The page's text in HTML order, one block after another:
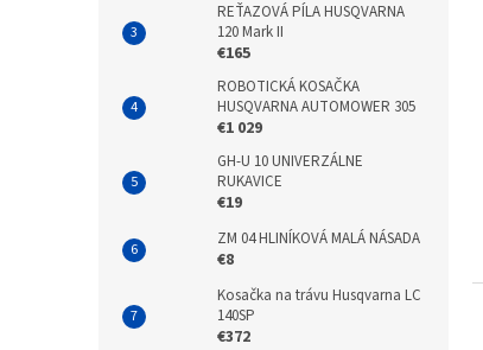
REŤAZOVÁ PÍLA HUSQVARNA
120 Mark II
€165
ROBOTICKÁ KOSAČKA
HUSQVARNA AUTOMOWER 305
€1 029
GH-U 10 UNIVERZÁLNE
RUKAVICE
€19
ZM 04 HLINÍKOVÁ MALÁ NÁSADA
€8
Kosačka na trávu Husqvarna LC
140SP
€372